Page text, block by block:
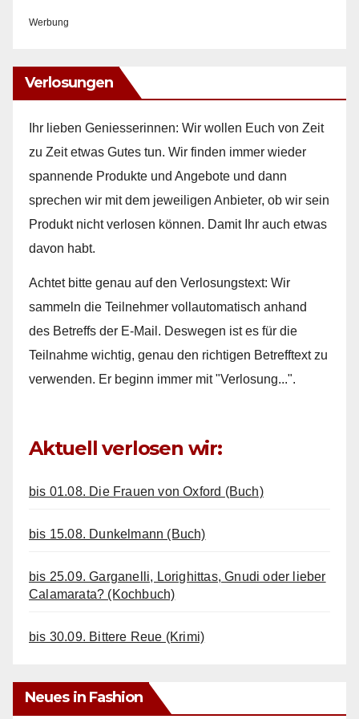
Werbung
Verlosungen
Ihr lieben Geniesserinnen: Wir wollen Euch von Zeit
zu Zeit etwas Gutes tun. Wir finden immer wieder
spannende Produkte und Angebote und dann
sprechen wir mit dem jeweiligen Anbieter, ob wir sein
Produkt nicht verlosen können. Damit Ihr auch etwas
davon habt.
Achtet bitte genau auf den Verlosungstext: Wir
sammeln die Teilnehmer vollautomatisch anhand
des Betreffs der E-Mail. Deswegen ist es für die
Teilnahme wichtig, genau den richtigen Betrefftext zu
verwenden. Er beginn immer mit "Verlosung...".
Aktuell verlosen wir:
bis 01.08. Die Frauen von Oxford (Buch)
bis 15.08. Dunkelmann (Buch)
bis 25.09. Garganelli, Lorighittas, Gnudi oder lieber
Calamarata? (Kochbuch)
bis 30.09. Bittere Reue (Krimi)
Neues in Fashion